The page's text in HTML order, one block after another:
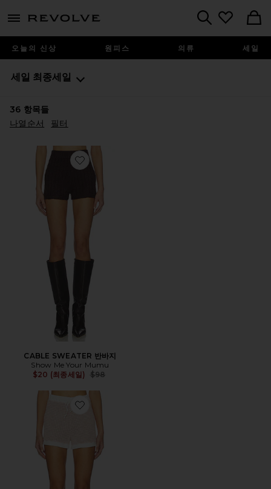
menu - shows more content
오늘의 신상 원피스 의류 세일
세일 최종세일
36 항목들
나열순서
필터
Favorite CABLE SWEATER 반바지
CABLE SWEATER 반바지
Show Me Your Mumu
$20 (최종세일)
Previous price:
$98
Favorite LUCA 쇼츠